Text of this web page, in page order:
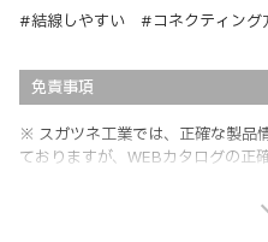
#結線しやすい #コネクティン
免責事項
※ スガツネ工業では、正確な製品
ておりますが、WEBカタログの正